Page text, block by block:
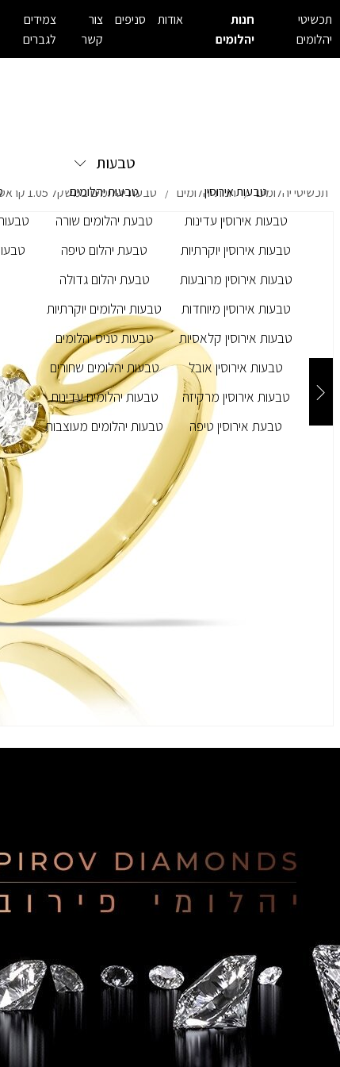
תכשיטי
יהלומים
חנות
יהלומים
אודות סניפים
צור
קשר
צמידים
לגברים
טבעות
טבעות אירוסין
טבעות אירוסין עדינות
טבעות אירוסין יוקרתיות
טבעות אירוסין מרובעות
טבעות אירוסין מיוחדות
טבעות אירוסין קלאסיות
טבעות אירוסין אובל
טבעות אירוסין מרקיזה
טבעת אירוסין טיפה
טבעות יהלומים
טבעת יהלומים שורה
טבעת יהלום טיפה
טבעת יהלום גדולה
טבעות יהלומים יוקרתיות
טבעות טניס יהלומים
טבעות יהלומים שחורים
טבעות יהלומים עדינות
טבעות יהלומים מעוצבות
תכשיטי יהלומים / חנות יהלומים / טבעת יהלומים במשקל 1.05 קראט